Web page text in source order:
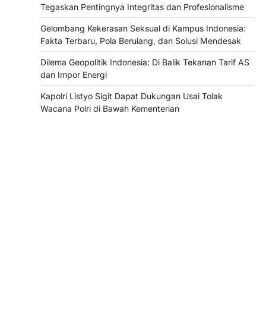
Tegaskan Pentingnya Integritas dan Profesionalisme
Gelombang Kekerasan Seksual di Kampus Indonesia:
Fakta Terbaru, Pola Berulang, dan Solusi Mendesak
Dilema Geopolitik Indonesia: Di Balik Tekanan Tarif AS
dan Impor Energi
Kapolri Listyo Sigit Dapat Dukungan Usai Tolak
Wacana Polri di Bawah Kementerian